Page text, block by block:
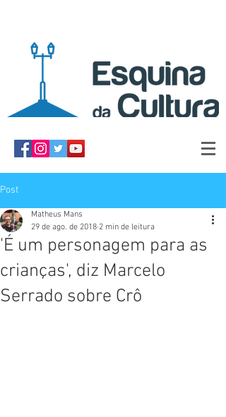
Post
'É um personagem para as
crianças', diz Marcelo
Serrado sobre Crô
Matheus Mans
29 de ago. de 2018 2 min de leitura